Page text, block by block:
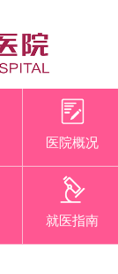
医院概况
就医指南